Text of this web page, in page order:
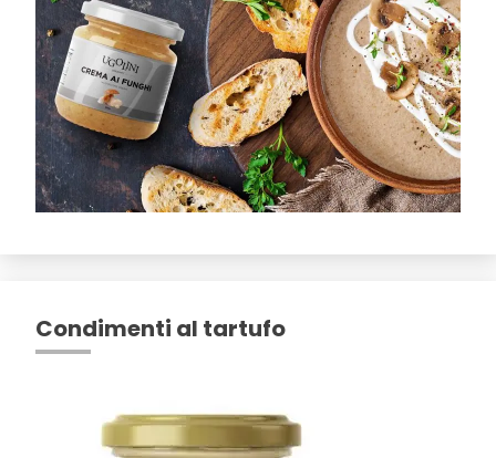
Condimenti al tartufo